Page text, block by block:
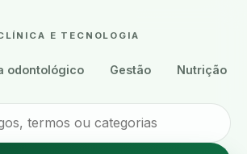
E TECNOLOGIA
odontológico Gestão Nutrição